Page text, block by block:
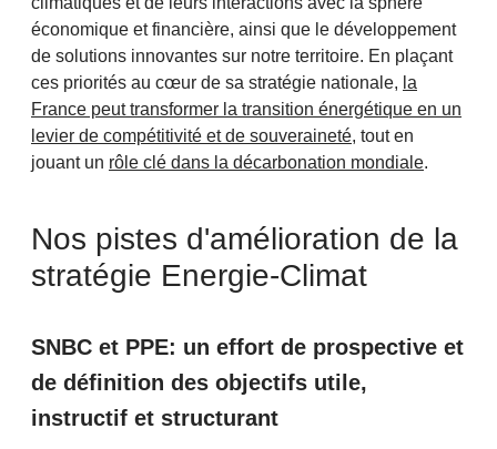
économique et financière, ainsi que le développement
de solutions innovantes sur notre territoire. En plaçant
ces priorités au cœur de sa stratégie nationale, la
France peut transformer la transition énergétique en un
levier de compétitivité et de souveraineté, tout en
jouant un rôle clé dans la décarbonation mondiale.
Nos pistes d'amélioration de la
stratégie Energie-Climat
SNBC et PPE: un effort de prospective et
de définition des objectifs utile,
instructif et structurant